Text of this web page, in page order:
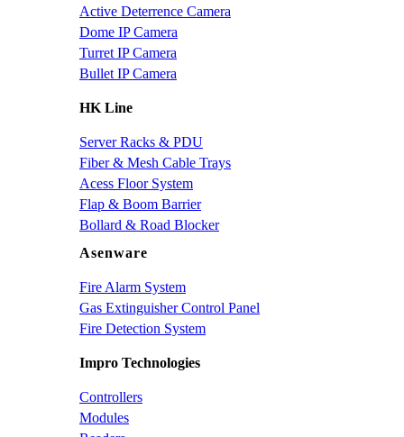
Active Deterrence Camera
Dome IP Camera
Turret IP Camera
Bullet IP Camera
HK Line
Server Racks & PDU
Fiber & Mesh Cable Trays
Acess Floor System
Flap & Boom Barrier
Bollard & Road Blocker
Asenware
Fire Alarm System
Gas Extinguisher Control Panel
Fire Detection System
Impro Technologies
Controllers
Modules